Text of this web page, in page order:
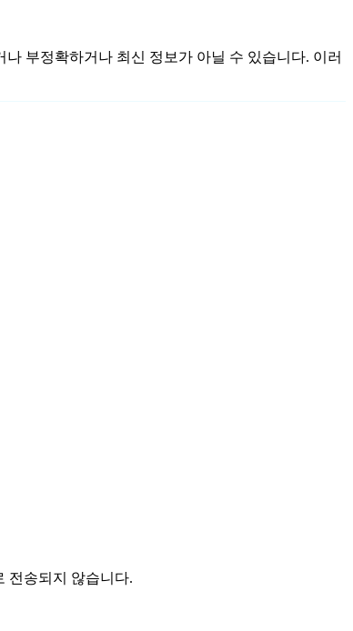
부정확하거나 최신 정보가 아닐 수 있습니다. 이러
전송되지 않습니다.